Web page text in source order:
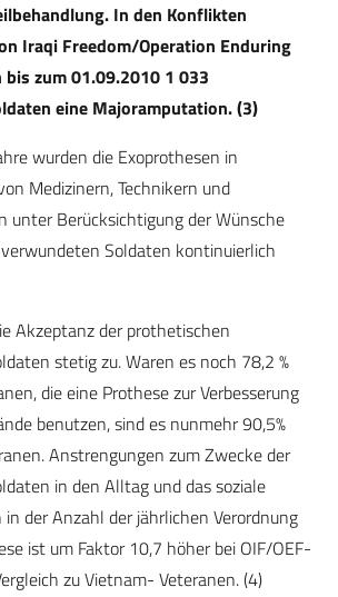
In den Konflikten
Iraqi Freedom/Operation Enduring
zum 01.09.2010 1 033
eine Majoramputation. (3)
wurden die Exoprothesen in
Medizinern, Technikern und
unter Berücksichtigung der Wünsche
Soldaten kontinuierlich
Akzeptanz der prothetischen
stetig zu. Waren es noch 78,2 %
die eine Prothese zur Verbesserung
benutzen, sind es nunmehr 90,5%
Anstrengungen zum Zwecke der
in den Alltag und das soziale
in der Anzahl der jährlichen Verordnung
ist um Faktor 10,7 höher bei OIF/OEF-
zu Vietnam- Veteranen. (4)